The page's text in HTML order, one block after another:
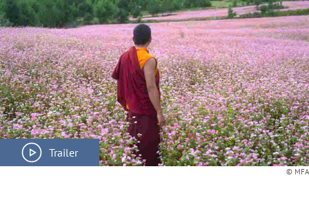
Trailer
© MFA